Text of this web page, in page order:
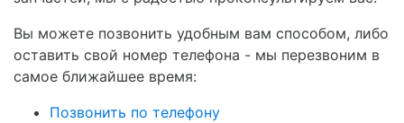
Вы можете позвонить удобным вам способом, либо
оставить свой номер телефона - мы перезвоним в
самое ближайшее время:
Позвонить по телефону